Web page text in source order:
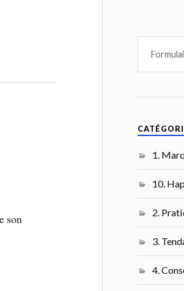
son
1.
10.
2.
3.
4.